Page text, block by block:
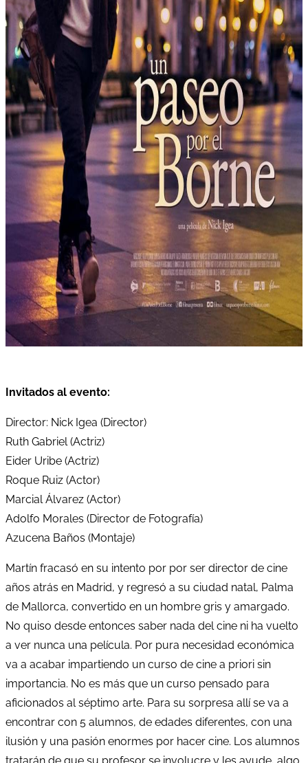
Invitados al evento:
Director: Nick Igea (Director)
Ruth Gabriel (Actriz)
Eider Uribe (Actriz)
Roque Ruiz (Actor)
Marcial Álvarez (Actor)
Adolfo Morales (Director de Fotografía)
Azucena Baños (Montaje)
Martín fracasó en su intento por por ser director de cine
años atrás en Madrid, y regresó a su ciudad natal, Palma
de Mallorca, convertido en un hombre gris y amargado.
No quiso desde entonces saber nada del cine ni ha vuelto
a ver nunca una película. Por pura necesidad económica
va a acabar impartiendo un curso de cine a priori sin
importancia. No es más que un curso pensado para
aficionados al séptimo arte. Para su sorpresa allí se va a
encontrar con 5 alumnos, de edades diferentes, con una
ilusión y una pasión enormes por hacer cine. Los alumnos